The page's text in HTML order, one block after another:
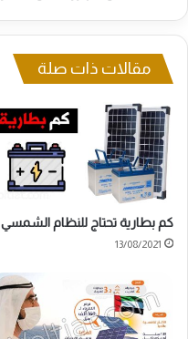
مقالات ذات صلة
كم بطارية تحتاج للنظام الشمسي
13/08/2021